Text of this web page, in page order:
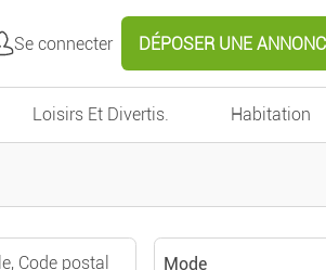
Se connecter DÉPOSER UNE
Loisirs Et Divertis. Habitation
Mode